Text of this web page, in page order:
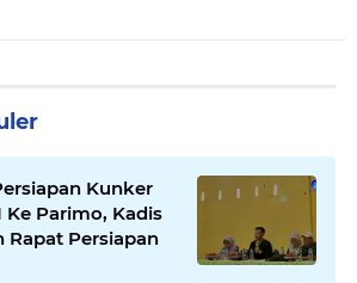
Kunker
Ke Parimo, Kadis
Rapat Persiapan